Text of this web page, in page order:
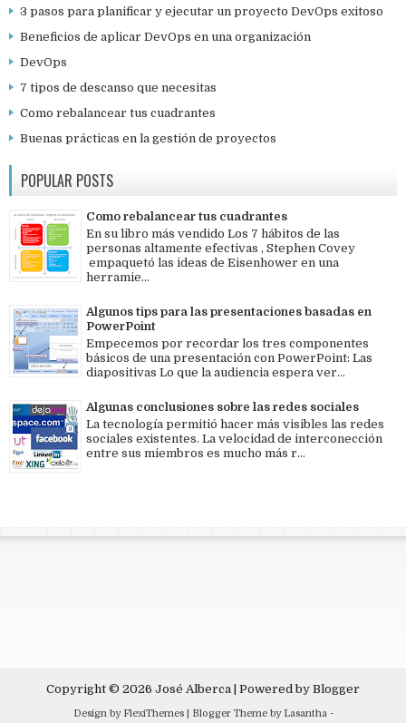
3 pasos para planificar y ejecutar un proyecto DevOps exitoso
Beneficios de aplicar DevOps en una organización
DevOps
7 tipos de descanso que necesitas
Como rebalancear tus cuadrantes
Buenas prácticas en la gestión de proyectos
POPULAR POSTS
Como rebalancear tus cuadrantes
En su libro más vendido Los 7 hábitos de las
personas altamente efectivas , Stephen Covey
empaquetó las ideas de Eisenhower en una
herramie...
Algunos tips para las presentaciones basadas en
PowerPoint
Empecemos por recordar los tres componentes
básicos de una presentación con PowerPoint: Las
diapositivas Lo que la audiencia espera ver...
Algunas conclusiones sobre las redes sociales
La tecnología permitió hacer más visibles las redes
sociales existentes. La velocidad de interconección
entre sus miembros es mucho más r...
Copyright © 2026 José Alberca | Powered by Blogger
Design by FlexiThemes| Blogger Theme by Lasantha-